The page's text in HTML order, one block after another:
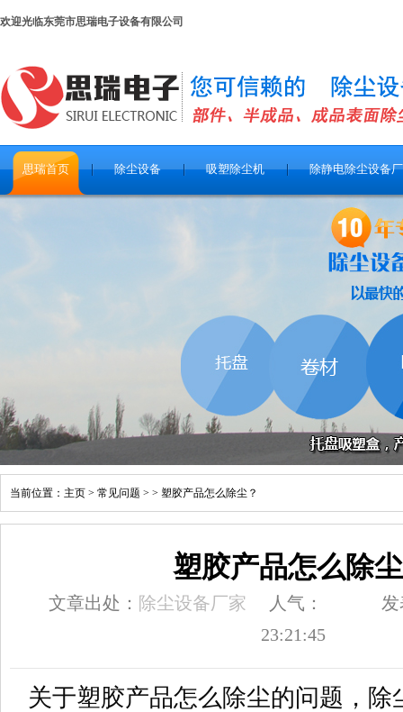
欢迎光临东莞市思瑞电子设备有限公司
思瑞首页 除尘设备 吸塑除尘机 除静电除尘设备
当前位置： 主页 > 常见问题 > > 塑胶产品怎么除尘？
塑胶产品怎么除
文章出处： 除尘设备厂家 人气：
发
23:21:45
关于塑胶产品怎么除尘的问题，除